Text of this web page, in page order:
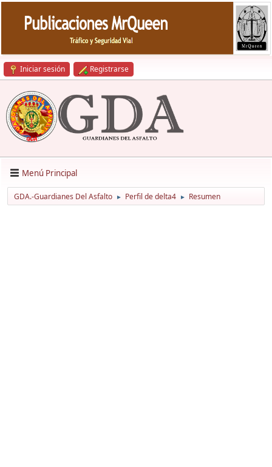
Iniciar sesión Registrarse
Menú Principal
GDA.-Guardianes Del Asfalto ► Perfil de delta4 ► Resumen